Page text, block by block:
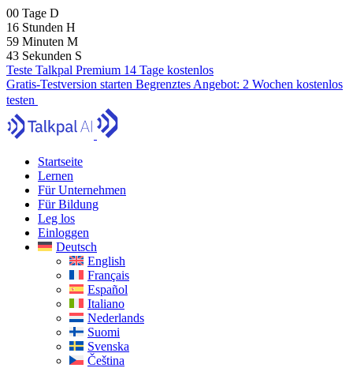
00 Tage D
16 Stunden H
59 Minuten M
41 Sekunden S
Teste Talkpal Premium 14 Tage kostenlos
Gratis-Testversion starten Begrenztes Angebot: 2 Wochen kostenlos
testen
Startseite
Lernen
Für Unternehmen
Für Bildung
Leg los
Einloggen
Deutsch
English
Français
Español
Italiano
Nederlands
Suomi
Svenska
Čeština